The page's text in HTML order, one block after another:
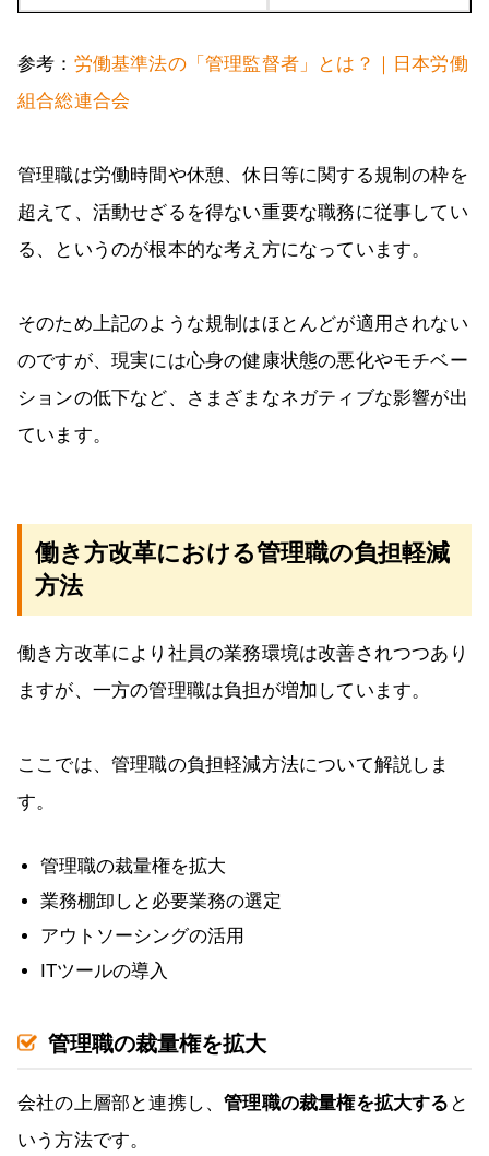
参考： 労働基準法の「管理監督者」とは？｜日本労働
組合総連合会
管理職は労働時間や休憩、休日等に関する規制の枠を
超えて、活動せざるを得ない重要な職務に従事してい
る、というのが根本的な考え方になっています。
そのため上記のような規制はほとんどが適用されない
のですが、現実には心身の健康状態の悪化やモチベー
ションの低下など、さまざまなネガティブな影響が出
ています。
働き方改革における管理職の負担軽減
方法
働き方改革により社員の業務環境は改善されつつあり
ますが、一方の管理職は負担が増加しています。
ここでは、管理職の負担軽減方法について解説しま
す。
管理職の裁量権を拡大
業務棚卸しと必要業務の選定
アウトソーシングの活用
ITツールの導入
管理職の裁量権を拡大
会社の上層部と連携し、管理職の裁量権を拡大する と
いう方法です。